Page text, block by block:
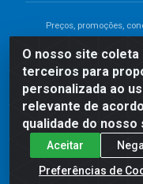
O nosso site
terceiros para
personalizada ao
relevante de
qualidade do nosso
Aceitar
Preferências de
Preços, promoções,
divergência de preço
exibido no carrinho de
As vendas estão
Imagens de
Comercial de
Eucarístico, 1179 -
000 -